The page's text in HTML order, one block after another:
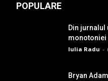
POPULARE
Din jurnalul
monotoniei
Iulia Radu -
Bryan